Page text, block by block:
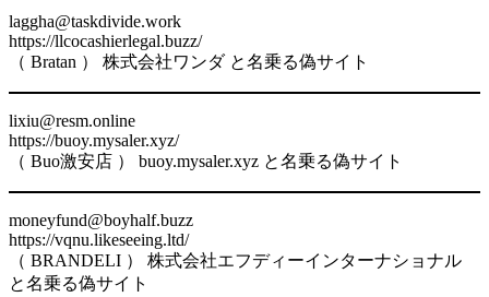
laggha@taskdivide.work
https://llcocashierlegal.buzz/
（ Bratan ） 株式会社ワンダ と名乗る偽サイト
lixiu@resm.online
https://buoy.mysaler.xyz/
（ Buo激安店 ） buoy.mysaler.xyz と名乗る偽サイト
moneyfund@boyhalf.buzz
https://vqnu.likeseeing.ltd/
（ BRANDELI ） 株式会社エフディーインターナショナル
と名乗る偽サイト